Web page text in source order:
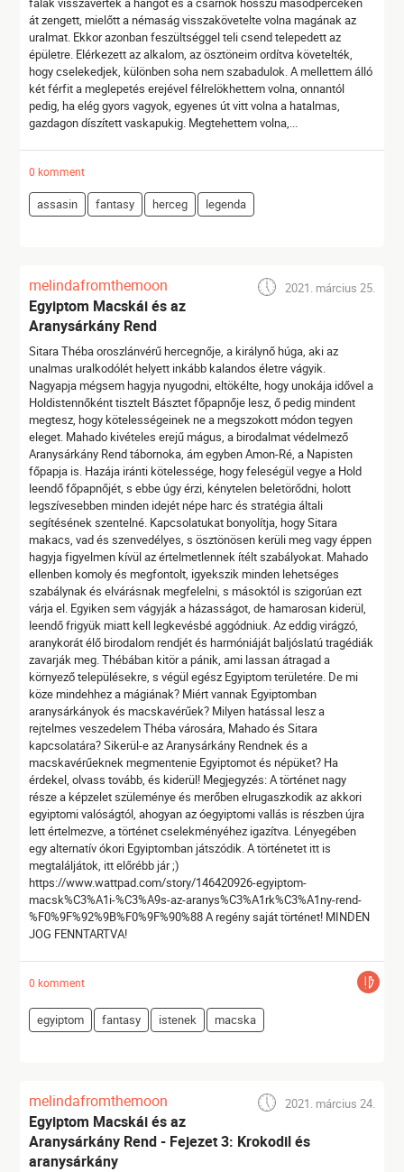
át zengett, mielőtt a némaság visszakövetelte volna magának az
uralmat. Ekkor azonban feszültséggel teli csend telepedett az
épületre. Elérkezett az alkalom, az ösztöneim ordítva követelték,
hogy cselekedjek, különben soha nem szabadulok. A mellettem álló
két férfit a meglepetés erejével félrelökhettem volna, onnantól
pedig, ha elég gyors vagyok, egyenes út vitt volna a hatalmas,
gazdagon díszített vaskapukig. Megtehettem volna,...
0 komment
assasin fantasy herceg legenda
melindafromthemoon 2021. március 25.
Egyiptom Macskái és az
Aranysárkány Rend
Sitara Théba oroszlánvérű hercegnője, a királynő húga, aki az
unalmas uralkodólét helyett inkább kalandos életre vágyik.
Nagyapja mégsem hagyja nyugodni, eltökélte, hogy unokája idővel a
Holdistennőként tisztelt Básztet főpapnője lesz, ő pedig mindent
megtesz, hogy kötelességeinek ne a megszokott módon tegyen
eleget. Mahado kivételes erejű mágus, a birodalmat védelmező
Aranysárkány Rend tábornoka, ám egyben Amon-Ré, a Napisten
főpapja is. Hazája iránti kötelessége, hogy feleségül vegye a Hold
leendő főpapnőjét, s ebbe úgy érzi, kénytelen beletörődni, holott
legszívesebben minden idejét népe harc és stratégia általi
segítésének szentelné. Kapcsolatukat bonyolítja, hogy Sitara
makacs, vad és szenvedélyes, s ösztönösen kerüli meg vagy éppen
hagyja figyelmen kívül az értelmetlennek ítélt szabályokat. Mahado
ellenben komoly és megfontolt, igyekszik minden lehetséges
szabálynak és elvárásnak megfelelni, s másoktól is szigorúan ezt
várja el. Egyiken sem vágyják a házasságot, de hamarosan kiderül,
leendő frigyük miatt kell legkevésbé aggódniuk. Az eddig virágzó,
aranykorát élő birodalom rendjét és harmóniáját baljóslatú tragédiák
zavarják meg. Thébában kitör a pánik, ami lassan átragad a
környező településekre, s végül egész Egyiptom területére. De mi
köze mindehhez a mágiának? Miért vannak Egyiptomban
aranysárkányok és macskavérűek? Milyen hatással lesz a
rejtelmes veszedelem Théba városára, Mahado és Sitara
kapcsolatára? Sikerül-e az Aranysárkány Rendnek és a
macskavérűeknek megmentenie Egyiptomot és népüket? Ha
érdekel, olvass tovább, és kiderül! Megjegyzés: A történet nagy
része a képzelet szüleménye és merőben elrugaszkodik az akkori
egyiptomi valóságtól, ahogyan az óegyiptomi vallás is részben újra
lett értelmezve, a történet cselekményéhez igazítva. Lényegében
egy alternatív ókori Egyiptomban játszódik. A történetet itt is
megtaláljátok, itt előrébb jár ;)
https://www.wattpad.com/story/146420926-egyiptom-
macsk%C3%A1i-%C3%A9s-az-aranys%C3%A1rk%C3%A1ny-rend-
%F0%9F%92%9B%F0%9F%90%88 A regény saját történet! MINDEN
JOG FENNTARTVA!
0 komment
egyiptom fantasy istenek macska
melindafromthemoon 2021. március 24.
Egyiptom Macskái és az
Aranysárkány Rend - Fejezet 3: Krokodil és
aranysárkány